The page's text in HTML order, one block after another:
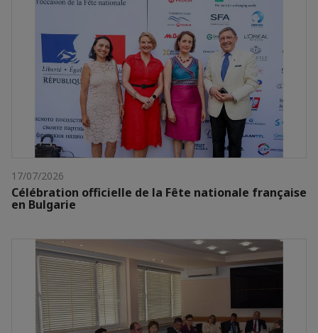
17/07/2026
Célébration officielle de la Fête nationale française
en Bulgarie